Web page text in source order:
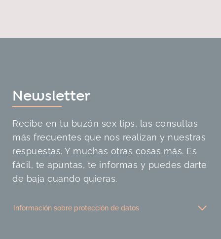
Newsletter
Recibe en tu buzón sex tips, las consultas
más frecuentes que nos realizan y nuestras
respuestas. Y muchas otras cosas más. Es
fácil, te apuntas, te informas y puedes darte
de baja cuando quieras.
Información sobre protección de datos